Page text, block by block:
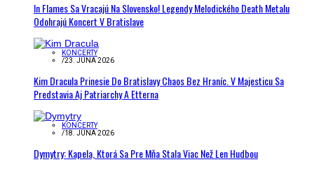
In Flames Sa Vracajú Na Slovensko! Legendy Melodického Death Metalu
Odohrajú Koncert V Bratislave
KONCERTY
/23. JÚNA 2026
Kim Dracula Prinesie Do Bratislavy Chaos Bez Hraníc. V Majesticu Sa
Predstavia Aj Patriarchy A Etterna
KONCERTY
/18. JÚNA 2026
Dymytry: Kapela, Ktorá Sa Pre Mňa Stala Viac Než Len Hudbou